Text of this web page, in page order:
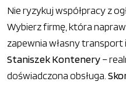
Nie ryzykuj współpracy z
Wybierz firmę, która
zapewnia własny transport
Staniszek Kontenery–
doświadczona obsługa.